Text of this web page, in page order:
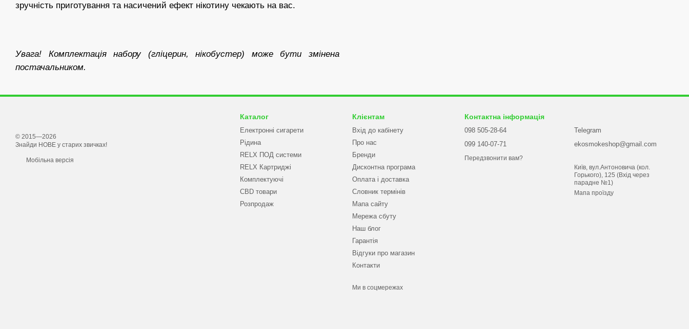
зручність приготування та насичений ефект нікотину чекають на вас.
Увага! Комплектація набору (гліцерин, нікобустер) може бути змінена
постачальником.
© 2015—2026
Знайди НОВЕ у старих звичках!
Мобільна версія
Каталог
Електронні сигарети
Рідина
RELX ПОД системи
RELX Картриджі
Комплектуючі
CBD товари
Розпродаж
Клієнтам
Вхід до кабінету
Про нас
Бренди
Дисконтна програма
Оплата і доставка
Словник термінів
Мапа сайту
Мережа сбуту
Наш блог
Гарантія
Відгуки про магазин
Контакти
Ми в соцмережах
Контактна інформація
098 505-28-64
099 140-07-71
Передзвонити вам?
Telegram
ekosmokeshop@gmail.com
Київ, вул.Антоновича (кол.
Горького), 125 (Вхід через
парадне №1)
Мапа проїзду